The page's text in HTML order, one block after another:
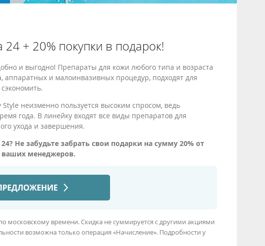
+ 20% покупки в подарок!
и выгодно! Препараты для кожи любого типа и возраста
и малоинвазивных процедур, подходят для
неизменно пользуется высоким спросом, ведь
года. В линейку входят все виды препаратов для
ухода и завершения.
Не забудьте забрать свои подарки на сумму 20% от
ваших менеджеров.
московскому времени. Скидка не суммируется с другими акциями
возможна только операция «Начисление». Подробности у